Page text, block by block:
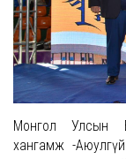
Монгол Улсын
хангамж -